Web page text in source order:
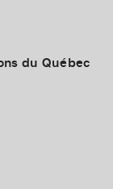
du Québec